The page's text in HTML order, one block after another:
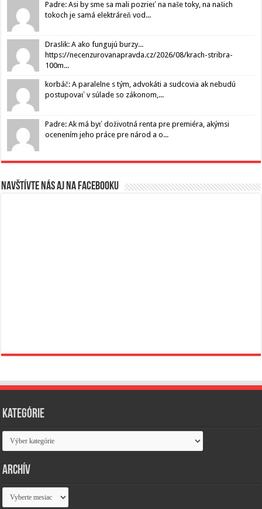
Padre: Asi by sme sa mali pozrieť na naše toky, na našich
tokoch je samá elektráreň vod...
Draslik: A ako fungujú burzy...
https://necenzurovanapravda.cz/2026/08/krach-stribra-
100m...
korbáč: A paralelne s tým, advokáti a sudcovia ak nebudú
postupovať v súlade so zákonom,...
Padre: Ak má byť doživotná renta pre premiéra, akýmsi
ocenením jeho práce pre národ a o...
Navštívte nás aj na Facebooku
Kategórie
Kategórie
Archív
Archív